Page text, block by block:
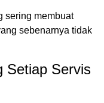
sering membuat
sebenarnya tidak
Setiap Servis